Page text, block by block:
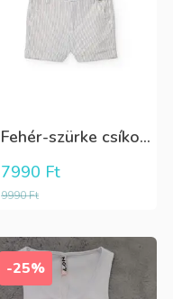
Fehér-szürke csíkos,elegáns,fiú vászon rövidnadrág
9990Ft
7990 Ft
-25%